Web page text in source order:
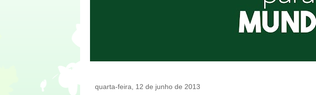
quarta-feira, 12 de junho de 2013